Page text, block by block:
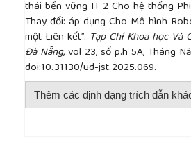
proportional-integral
uncertain LPV system”,
Institute , vol. 357, no. 4, pp.
https://doi.org/10.1016/
[13]Koenig and S. Mammar,
proportional-integral observer
descriptor systems”,IEEE
thái bền vững H_2 Cho hệ thống
Thay đổi: áp dụng Cho Mô hình
một Liên kết”. Tạp Chí Khoa học Và
Đà Nẵng, vol 23, số p.h 5A, Tháng
doi:10.31130/ud-jst.2025.069.
Thêm các định dạng trích dẫn